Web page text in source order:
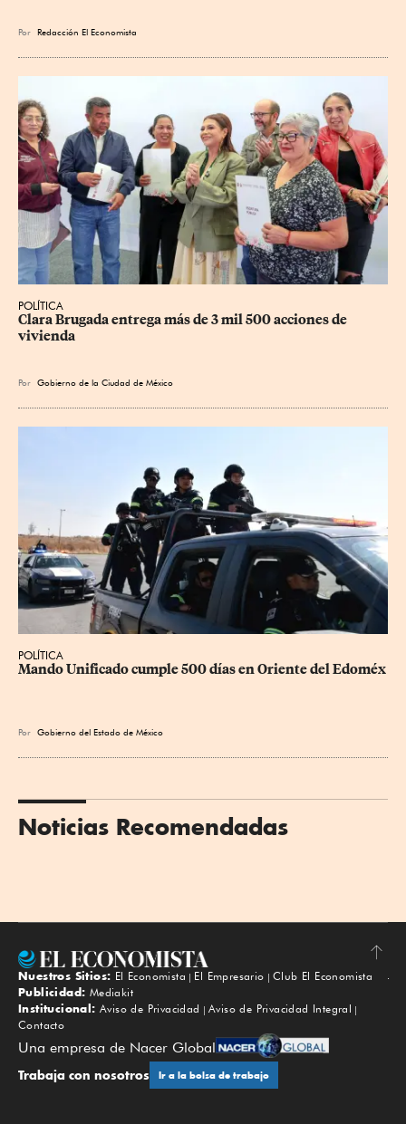
Por Redacción El Economista
POLÍTICA
Clara Brugada entrega más de 3 mil 500 acciones de
vivienda
Por Gobierno de la Ciudad de México
POLÍTICA
Mando Unificado cumple 500 días en Oriente del Edoméx
Por Gobierno del Estado de México
Noticias Recomendadas
Subir
Nuestros Sitios: El Economista El Empresario
Club El Economista
Publicidad: Mediakit
Institucional: Aviso de Privacidad
Aviso de Privacidad Integral
Contacto
Una empresa de Nacer Global
Trabaja con nosotros Ir a la bolsa de trabajo